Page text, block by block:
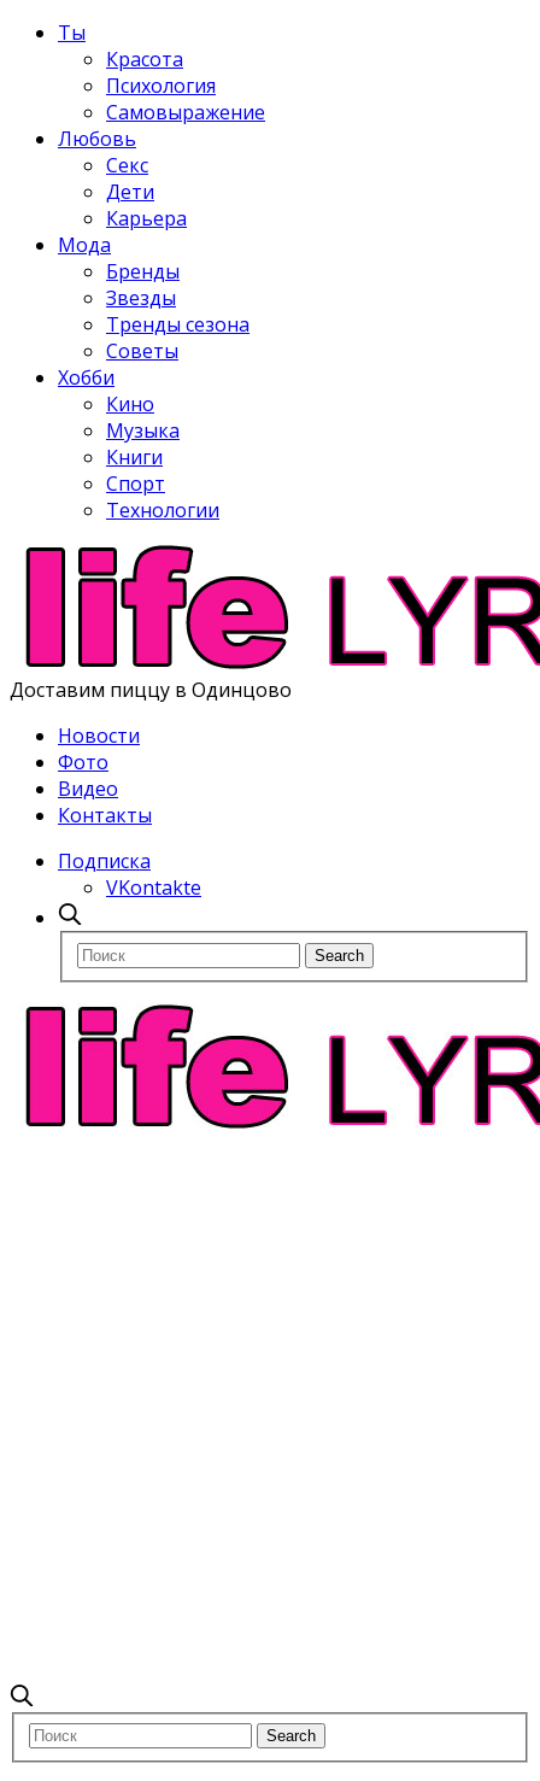
Ты
Красота
Психология
Самовыражение
Любовь
Секс
Дети
Карьера
Мода
Бренды
Звезды
Тренды сезона
Советы
Хобби
Кино
Музыка
Книги
Спорт
Технологии
Доставим пиццу в Одинцово
Новости
Фото
Видео
Контакты
Подписка
VKontakte